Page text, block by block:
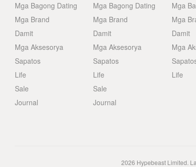
Mga Bagong Dating
Mga Brand
Damit
Mga Aksesorya
Sapatos
Life
Sale
Journal
Mga Bagong Dating
Mga Brand
Damit
Mga Aksesorya
Sapatos
Life
Sale
Journal
Mga
Mga
Damit
Mga
Life
2026 Hypebeast Limited.